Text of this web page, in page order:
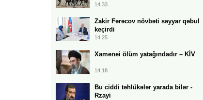
14:33
Zakir Fərəcov növbəti səyyar qəbul
keçirdi
14:25
Xamenei ölüm yatağındadır – KİV
14:18
Bu ciddi təhlükələr yarada bilər -
Rzayi